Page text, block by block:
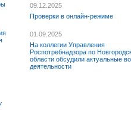
09.12.2025
Проверки в онлайн-режиме
01.09.2025
На коллегии Управления
Роспотребнадзора по
области обсудили актуальные
деятельности